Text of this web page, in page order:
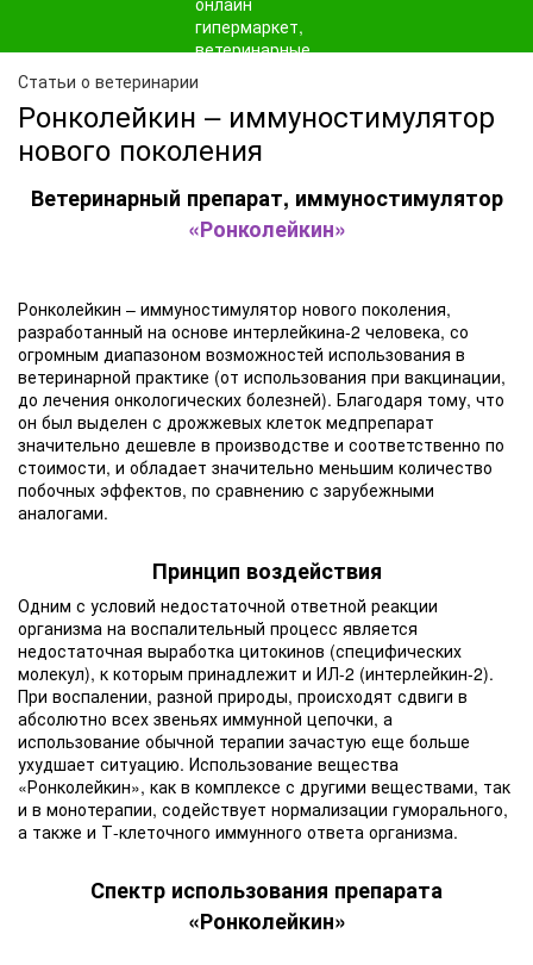
Статьи о ветеринарии
Ронколейкин – иммуностимулятор
нового поколения
Ветеринарный препарат, иммуностимулятор
«Ронколейкин»
Ронколейкин – иммуностимулятор нового поколения,
разработанный на основе интерлейкина-2 человека, со
огромным диапазоном возможностей использования в
ветеринарной практике (от использования при вакцинации,
до лечения онкологических болезней). Благодаря тому, что
он был выделен с дрожжевых клеток медпрепарат
значительно дешевле в производстве и соответственно по
стоимости, и обладает значительно меньшим количество
побочных эффектов, по сравнению с зарубежными
аналогами.
Принцип воздействия
Одним с условий недостаточной ответной реакции
организма на воспалительный процесс является
недостаточная выработка цитокинов (специфических
молекул), к которым принадлежит и ИЛ-2 (интерлейкин-2).
При воспалении, разной природы, происходят сдвиги в
абсолютно всех звеньях иммунной цепочки, а
использование обычной терапии зачастую еще больше
ухудшает ситуацию. Использование вещества
«Ронколейкин», как в комплексе с другими веществами, так
и в монотерапии, содействует нормализации гуморального,
а также и Т-клеточного иммунного ответа организма.
Спектр использования препарата
«Ронколейкин»